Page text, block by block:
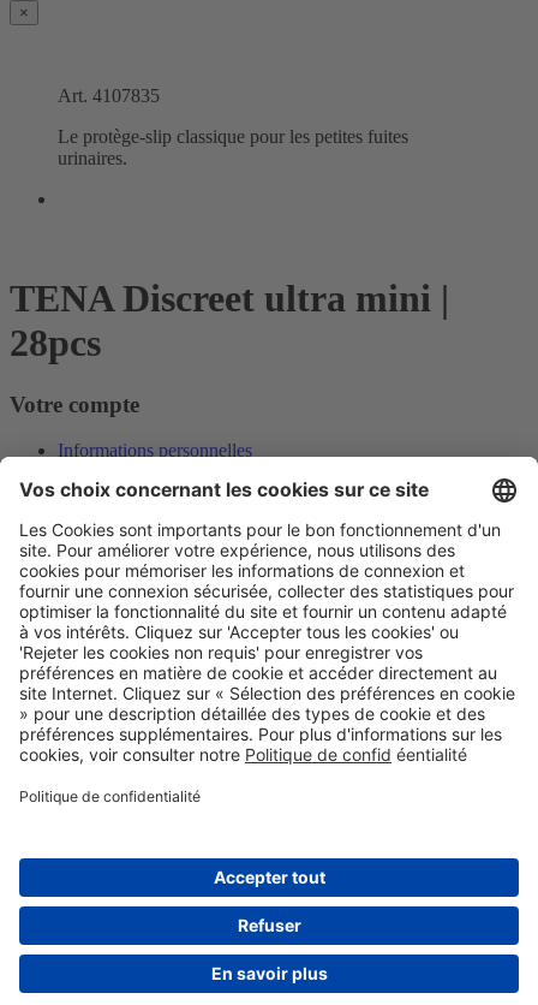
×
Art. 4107835
Le protège-slip classique pour les petites fuites
urinaires.
TENA Discreet ultra mini |
28pcs
Votre compte
Informations personnelles
Conditions
Adresse
WeCarePro Belgique
info@wecarepro.be
Vente
Equipement Medical
Soin a domicile
Soins d'incontinence
Bandagisterie
Hygiene et protection
EHBO
NEWSLETTER
Vous pouvez vous désabonner à tout moment. Pour cela, vous
pouvez utiliser les coordonnées des conditions générales.